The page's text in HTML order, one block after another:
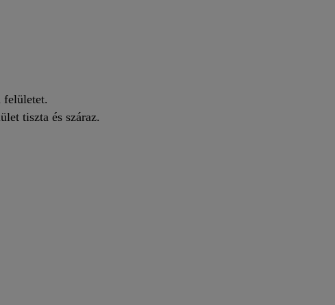
felületet.
tiszta és száraz.